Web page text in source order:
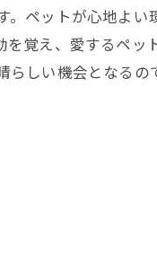
ペットが心地よい
覚え、愛するペッ
しい機会となるの